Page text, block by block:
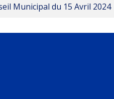
Municipal du 15 Avril 2024